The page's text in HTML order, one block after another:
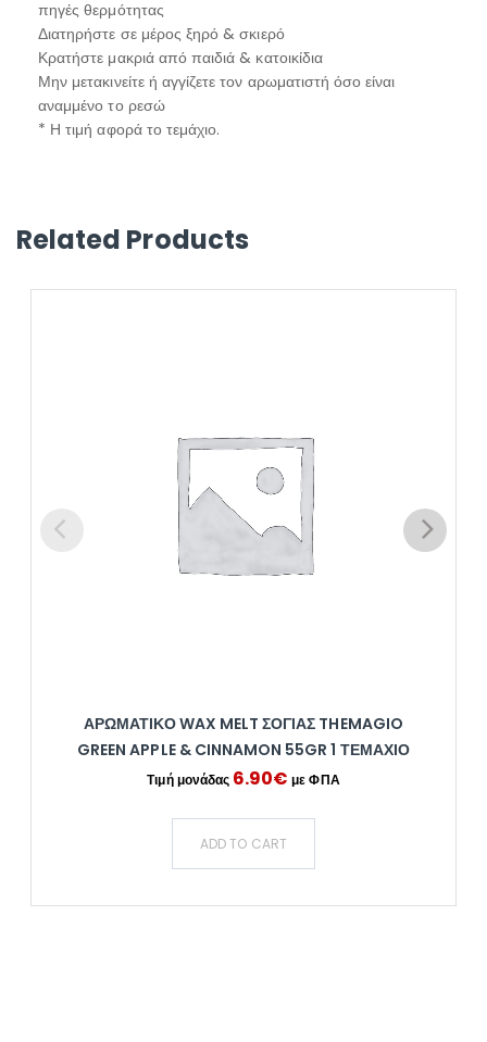
πηγές θερμότητας
Διατηρήστε σε μέρος ξηρό & σκιερό
Κρατήστε μακριά από παιδιά & κατοικίδια
Μην μετακινείτε ή αγγίζετε τον αρωματιστή όσο είναι
αναμμένο το ρεσώ
* Η τιμή αφορά το τεμάχιο.
Related Products
ΑΡΩΜΑΤΙΚΌ WAX MELT ΣΌΓΙΑΣ THEMAGIO
GREEN APPLE & CINNAMON 55GR 1 ΤΕΜΆΧΙΟ
6.90€
ADD TO CART